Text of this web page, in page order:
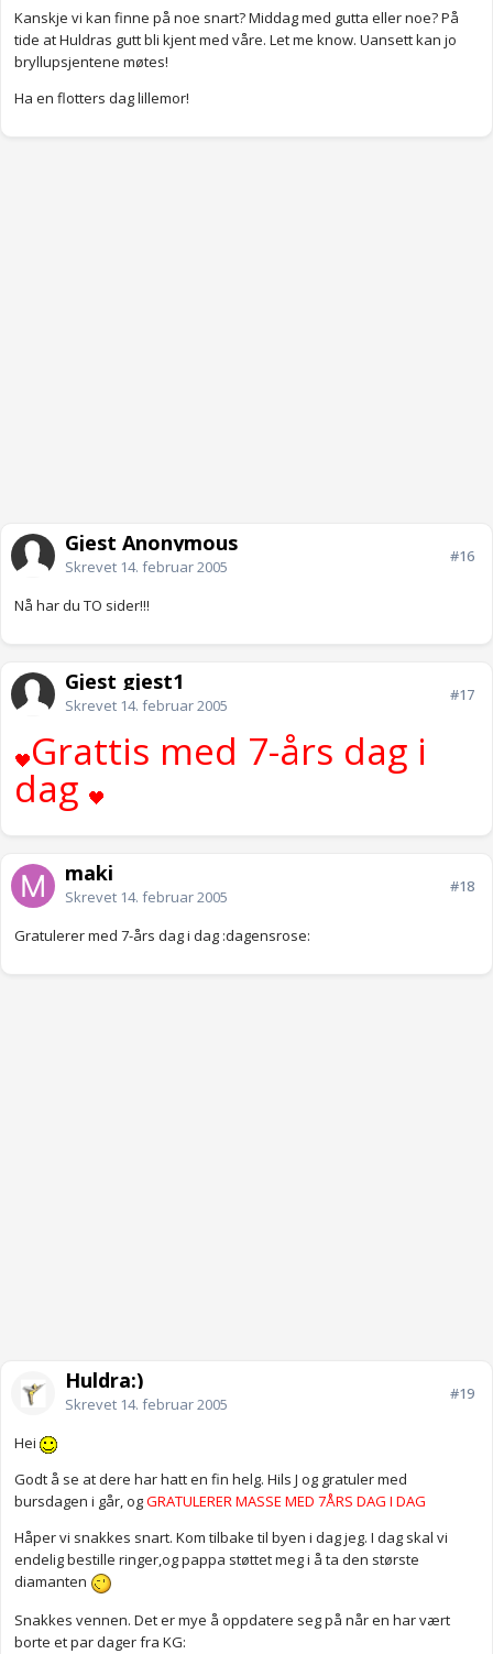
Kanskje vi kan finne på noe snart? Middag med gutta eller noe? På
tide at Huldras gutt bli kjent med våre. Let me know. Uansett kan jo
bryllupsjentene møtes!
Ha en flotters dag lillemor!
Gjest Anonymous
Skrevet 14. februar 2005
#16
Nå har du TO sider!!!
Gjest gjest1
Skrevet 14. februar 2005
#17
Grattis med 7-års dag i
dag
maki
Skrevet 14. februar 2005
#18
Gratulerer med 7-års dag i dag :dagensrose:
Huldra:)
Skrevet 14. februar 2005
#19
Hei
Godt å se at dere har hatt en fin helg. Hils J og gratuler med
bursdagen i går, ogGRATULERER MASSE MED 7ÅRS DAG I DAG
Håper vi snakkes snart. Kom tilbake til byen i dag jeg. I dag skal vi
endelig bestille ringer,og pappa støttet meg i å ta den største
diamanten
Snakkes vennen. Det er mye å oppdatere seg på når en har vært
borte et par dager fra KG: